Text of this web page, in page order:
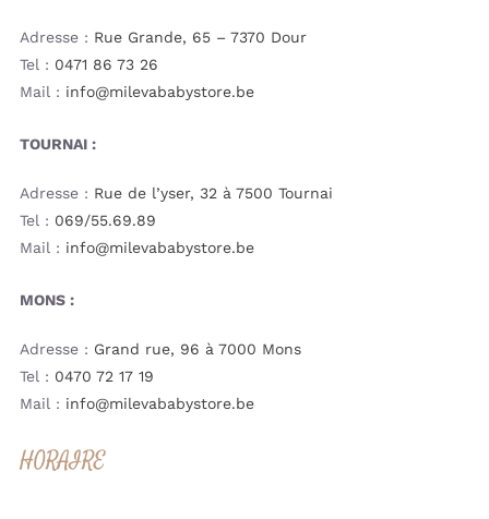
Adresse : Rue Grande, 65 – 7370 Dour
Tel : 0471 86 73 26
Mail : info@milevababystore.be
TOURNAI :
Adresse : Rue de l’yser, 32 à 7500 Tournai
Tel : 069/55.69.89
Mail : info@milevababystore.be
MONS :
Adresse : Grand rue, 96 à 7000 Mons
Tel : 0470 72 17 19
Mail : info@milevababystore.be
HORAIRE